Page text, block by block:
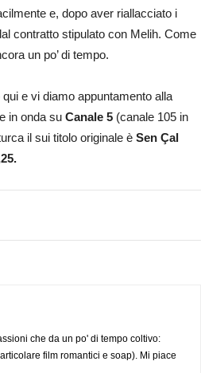
e, dopo aver riallacciato i
contratto stipulato con Melih. Come
un po’ di tempo.
e vi diamo appuntamento alla
in onda su Canale 5 (canale 105 in
il sui titolo originale è Sen Çal
che da un po' di tempo coltivo:
film romantici e soap). Mi piace